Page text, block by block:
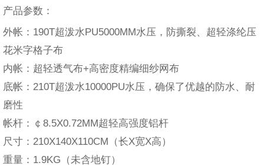
产品参数：
外帐：190T超泼水PU5000MM水压，防撕裂、超轻涤纶压
花米字格子布
内帐：超轻透气布+高密度精编细纱网布
底帐：210T超泼水10000PU水压，确保了优越的防水、耐
磨性
帐杆：￠8.5X0.72MM超轻高强度铝杆
尺寸：210X140X110CM（长X宽X高）
重量：1.9KG（未含地钉）